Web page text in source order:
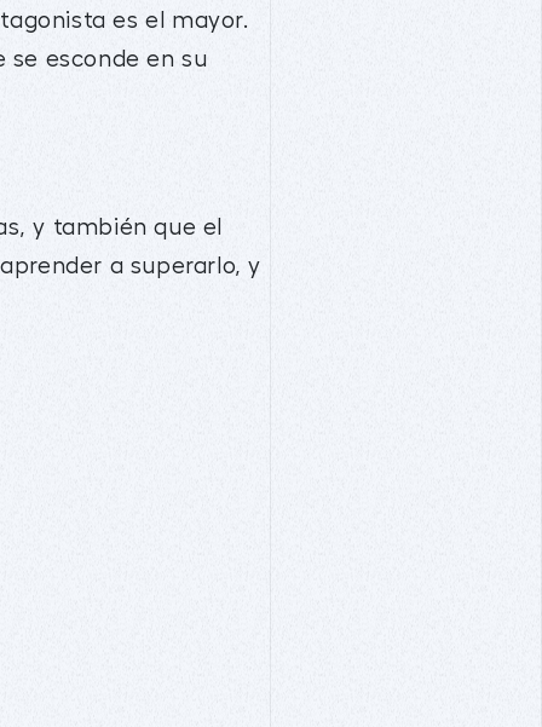
es el mayor.
se esconde en su
y también que el
a superarlo, y